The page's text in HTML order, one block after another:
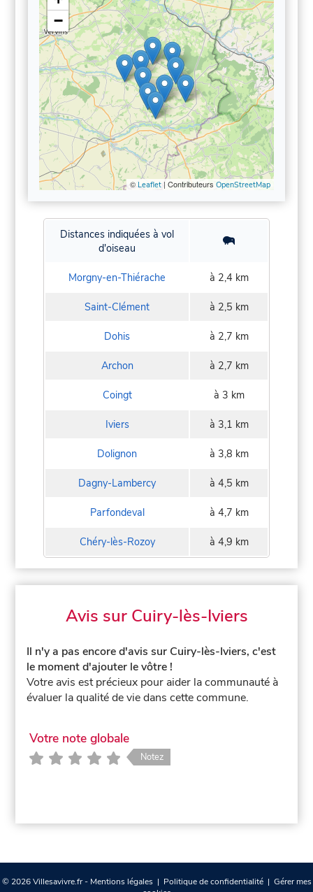
−
© Leaflet| Contributeurs OpenStreetMap
Distances indiquées à vol
d'oiseau
Morgny-en-Thiérache à 2,4 km
Saint-Clément à 2,5 km
Dohis à 2,7 km
Archon à 2,7 km
Coingt à 3 km
Iviers à 3,1 km
Dolignon à 3,8 km
Dagny-Lambercy à 4,5 km
Parfondeval à 4,7 km
Chéry-lès-Rozoy à 4,9 km
Avis sur Cuiry-lès-Iviers
Il n'y a pas encore d'avis sur Cuiry-lès-Iviers, c'est
le moment d'ajouter le vôtre !
Votre avis est précieux pour aider la communauté à
évaluer la qualité de vie dans cette commune.
Votre note globale
Notez
© 2026 Villesavivre.fr - Mentions légales| Politique de confidentialité| Gérer mes